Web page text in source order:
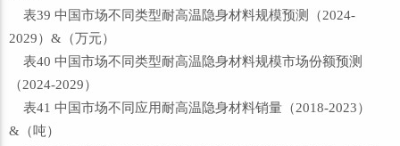
表39 中国市场不同类型耐高温隐身材料规模预测（2024-
2029）&（万元）
表40 中国市场不同类型耐高温隐身材料规模市场份额预测
（2024-2029）
表41 中国市场不同应用耐高温隐身材料销量（2018-2023）
&（吨）